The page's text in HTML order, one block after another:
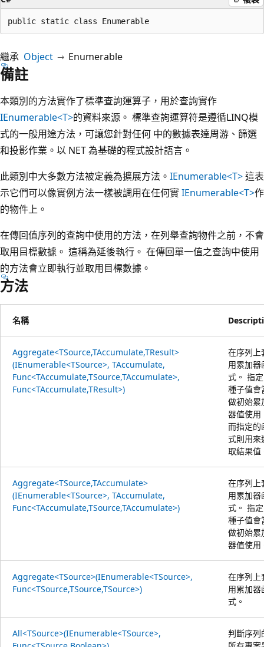
public static class Enumerable
繼承 Object Enumerable
備註
本類別的方法實作了標準查詢運算子，用於查詢實作
IEnumerable<T>的資料來源。 標準查詢運算符是遵循LINQ模
式的一般用途方法，可讓您針對任何 中的數據表達周游、篩選
和投影作業。以 NET 為基礎的程式設計語言。
此類別中大多數方法被定義為擴展方法。 IEnumerable<T>這表
示它們可以像實例方法一樣被調用在任何實IEnumerable<T>作
的物件上。
在傳回值序列的查詢中使用的方法，在列舉查詢物件之前，不會
取用目標數據。 這稱為延後執行。 在傳回單一值之查詢中使用
的方法會立即執行並取用目標數據。
方法
名稱
Aggregate<TSource,TAccumulate,TResult>
(IEnumerable<TSource>, TAccumulate,
Func<TAccumulate,TSource,TAccumulate>,
Func<TAccumulate,TResult>)
在序列上
用累加器
式。 指
種子值會
做初始累
器值使用
而指定的
式則用來
取結果值
Aggregate<TSource,TAccumulate>
(IEnumerable<TSource>, TAccumulate,
Func<TAccumulate,TSource,TAccumulate>)
在序列上
用累加器
式。 指
種子值會
做初始累
器值使用
Aggregate<TSource>(IEnumerable<TSource>,
Func<TSource,TSource,TSource>)
在序列上
用累加器
式。
All<TSource>(IEnumerable<TSource>,
判斷序列